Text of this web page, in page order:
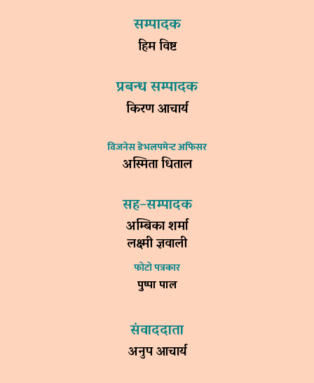
सम्पादक
हिम विष्ट
प्रबन्ध सम्पादक
किरण आचार्य
विजनेस डेभलपमेन्ट अफिसर
अस्मिता धिताल
सह–सम्पादक
अम्बिका शर्मा
लक्ष्मी ज्ञवाली
फोटो पत्रकार
पुष्पा पाल
संवाददाता
अनुप आचार्य